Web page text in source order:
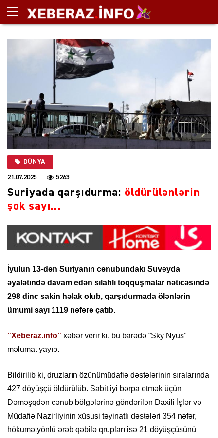
DÜNYA
21.07.2025 5263
Suriyada qarşıdurma: öldürülənlərin
şok sayı…
İyulun 13-dən Suriyanın cənubundakı Suveyda
əyalətində davam edən silahlı toqquşmalar nəticəsində
298 dinc sakin həlak olub, qarşıdurmada ölənlərin
ümumi sayı 1119 nəfərə çatıb.
”Xeberaz.info” xəbər verir ki, bu barədə “Sky Nyus”
məlumat yayıb.
Bildirilib ki, druzların özünümüdafiə dəstələrinin sıralarında
427 döyüşçü öldürülüb. Sabitliyi bərpa etmək üçün
Dəməşqdən cənub bölgələrinə göndərilən Daxili İşlər və
Müdafiə Nazirliyinin xüsusi təyinatlı dəstələri 354 nəfər,
hökumətyönlü ərəb qəbilə qrupları isə 21 döyüşçüsünü